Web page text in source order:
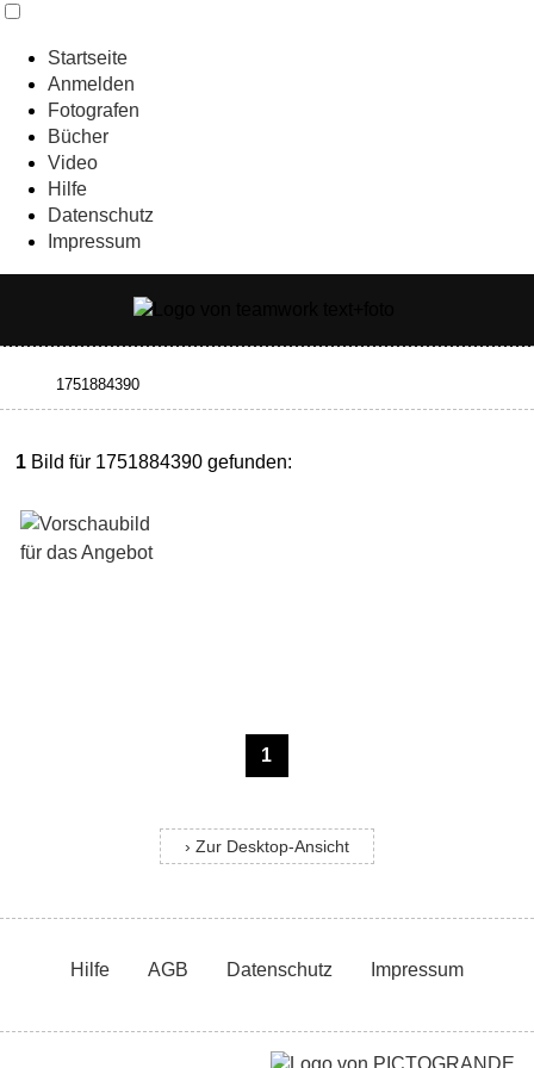
Startseite
Anmelden
Fotografen
Bücher
Video
Hilfe
Datenschutz
Impressum
1 Bild für 1751884390 gefunden:
1
› Zur Desktop-Ansicht
Hilfe AGB Datenschutz Impressum